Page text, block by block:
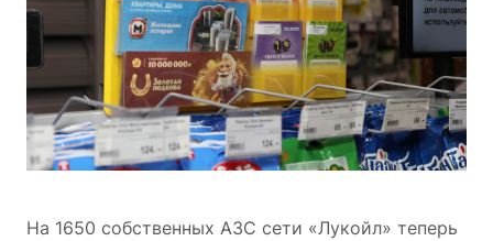
На 1650 собственных АЗС сети «Лукойл» теперь